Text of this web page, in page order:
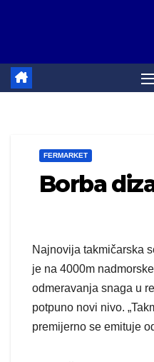
FERMARKET
Borba
Najnovija takmičarska
je na 4000m
odmeravanja snaga u
potpuno novi nivo.
premijerno se emituje